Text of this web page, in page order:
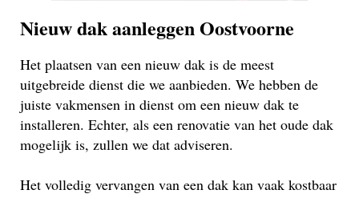
Nieuw dak aanleggen Oostvoorne
Het plaatsen van een nieuw dak is de meest
uitgebreide dienst die we aanbieden. We hebben de
juiste vakmensen in dienst om een nieuw dak te
installeren. Echter, als een renovatie van het oude dak
mogelijk is, zullen we dat adviseren.
Het volledig vervangen van een dak kan vaak kostbaar